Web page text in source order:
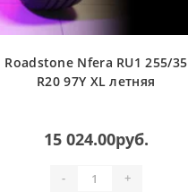
Roadstone Nfera RU1 255/35
R20 97Y XL летняя
15 024.00руб.
- +